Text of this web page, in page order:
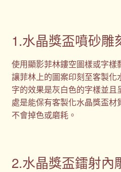
1.水晶獎盃噴砂雕
使用顯影菲林鏤空圖樣或字
讓菲林上的圖案印刻至客製
字的效果是灰白色的字樣並
處是能保有客製化水晶獎盃
不會掉色或磨耗。
2.水晶獎盃鐳射內